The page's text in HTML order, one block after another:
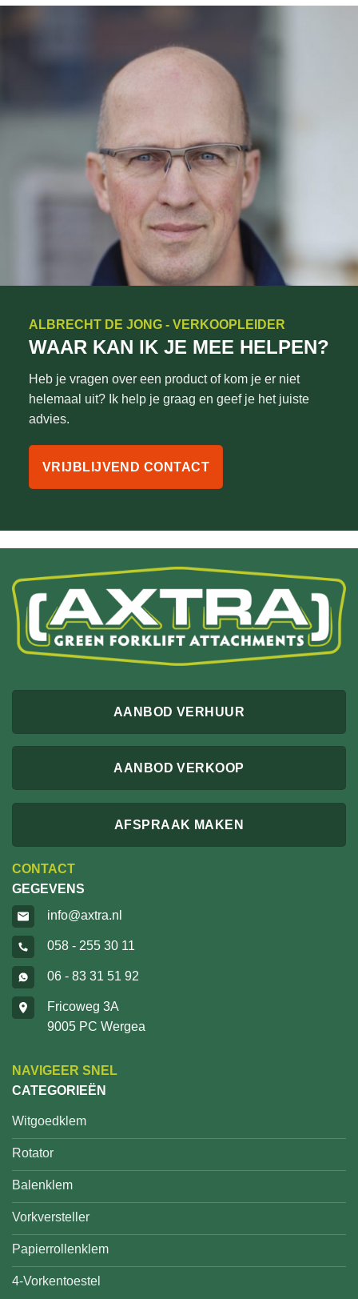
ALBRECHT DE JONG - VERKOOPLEIDER
WAAR KAN IK JE MEE HELPEN?
Heb je vragen over een product of kom je er niet
helemaal uit? Ik help je graag en geef je het juiste
advies.
VRIJBLIJVEND CONTACT
AANBOD VERHUUR
AANBOD VERKOOP
AFSPRAAK MAKEN
CONTACT
GEGEVENS
info@axtra.nl
058 - 255 30 11
06 - 83 31 51 92
Fricoweg 3A
9005 PC Wergea
NAVIGEER SNEL
CATEGORIEËN
Witgoedklem
Rotator
Balenklem
Vorkversteller
Papierrollenklem
4-Vorkentoestel